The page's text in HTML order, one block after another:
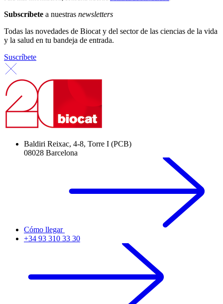
Subscríbete a nuestras newsletters
Todas las novedades de Biocat y del sector de las ciencias de la vida
y la salud en tu bandeja de entrada.
Suscríbete
Baldiri Reixac, 4-8, Torre I (PCB)
08028 Barcelona
Cómo llegar
+34 93 310 33 30